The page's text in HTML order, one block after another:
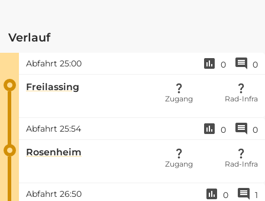
Verlauf
Abfahrt 25:00 0 0
Freilassing
Zugang Rad-Infra
Abfahrt 25:54 0 0
Rosenheim
Zugang Rad-Infra
Abfahrt 26:50 0 1